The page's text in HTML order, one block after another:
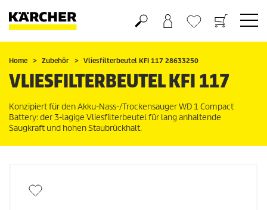
Warenkorb
Wunschliste
Home Zubehör Vliesfilterbeutel KFI 117 28633250
VLIESFILTERBEUTEL KFI 117
Konzipiert für den Akku-Nass-/Trockensauger WD 1 Compact
Battery: der 3-lagige Vliesfilterbeutel für lang anhaltende
Saugkraft und hohen Staubrückhalt.